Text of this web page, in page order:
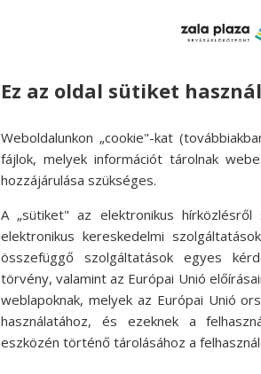
Ez az oldal sütiket használ
Weboldalunkon „cookie"-kat
fájlok, melyek információt tárolnak
hozzájárulása szükséges.
A „sütiket" az elektronikus
elektronikus kereskedelmi
összefüggő szolgáltatások egyes
törvény, valamint az Európai Unió
weblapoknak, melyek az Európai Unió
használatához, és ezeknek a
eszközén történő tárolásához a